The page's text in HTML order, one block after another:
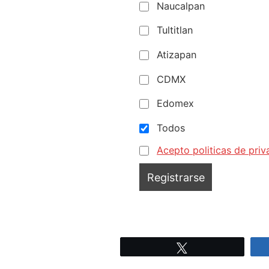
Naucalpan
Tultitlan
Atizapan
CDMX
Edomex
Todos
Acepto politicas de